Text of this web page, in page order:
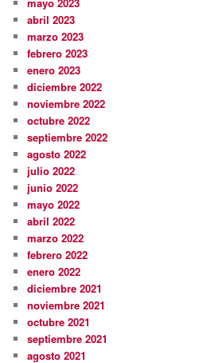
abril 2023
marzo 2023
febrero 2023
enero 2023
diciembre 2022
noviembre 2022
octubre 2022
septiembre 2022
agosto 2022
julio 2022
junio 2022
mayo 2022
abril 2022
marzo 2022
febrero 2022
enero 2022
diciembre 2021
noviembre 2021
octubre 2021
septiembre 2021
agosto 2021